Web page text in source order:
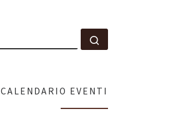
CERCA
CALENDARIO EVENTI